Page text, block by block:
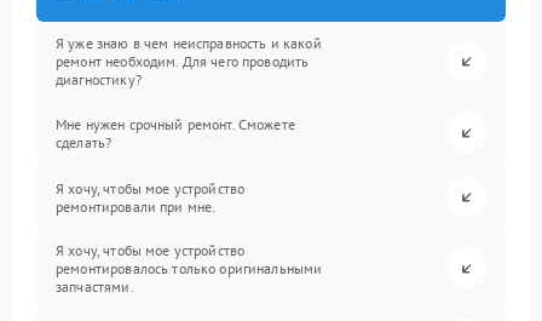
Я уже знаю в чем неисправность и какой
ремонт необходим. Для чего проводить
диагностику?
Мне нужен срочный ремонт. Сможете
сделать?
Я хочу, чтобы мое устройство
ремонтировали при мне.
Я хочу, чтобы мое устройство
ремонтировалось только оригинальными
запчастями.